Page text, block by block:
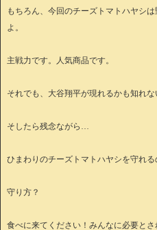
もちろん、今回のチーズトマトハヤシ
よ。
主戦力です。人気商品です。
それでも、大谷翔平が現れるかも知れな
そしたら残念ながら…
ひまわりのチーズトマトハヤシを守れる
守り方？
食べに来てください！みんなに必要と